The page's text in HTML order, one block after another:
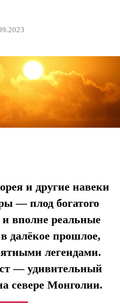
и другие навеки
— плод богатого
вполне реальные
далёкое прошлое,
легендами.
— удивительный
севере Монголии.